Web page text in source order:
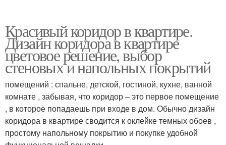
Красивый коридор в квартире.
Дизайн коридора в квартире
цветовое решение, выбор
стеновых и напольных покрытий
помещений : спальне, детской, гостиной, кухне, ванной
комнате , забывая, что коридор – это первое помещение
, в которое попадаешь при входе в дом. Обычно дизайн
коридора в квартире сводится к оклейке темных обоев ,
простому напольному покрытию и покупке удобной